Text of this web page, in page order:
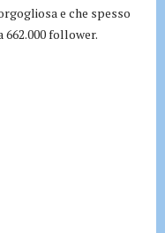
e che spesso
follower.